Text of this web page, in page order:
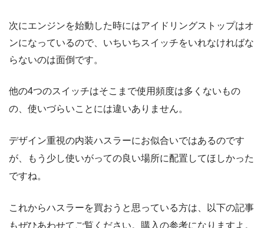
次にエンジンを始動した時にはアイドリングストップはオ
ンになっているので、いちいちスイッチをいれなければな
らないのは面倒です。
他の4つのスイッチはそこまで使用頻度は多くないもの
の、使いづらいことには違いありません。
デザイン重視の内装ハスラーにお似合いではあるのです
が、もう少し使いがっての良い場所に配置してほしかった
ですね。
これからハスラーを買おうと思っている方は、以下の記事
もぜひあわせてご覧ください。購入の参考になりますよ。